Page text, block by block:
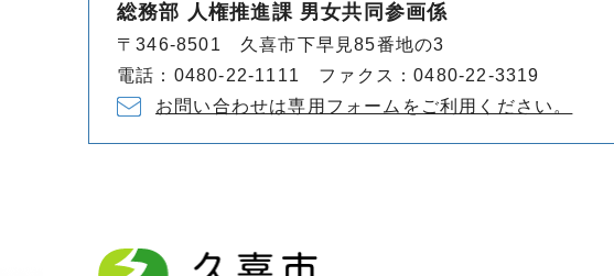
総務部 人権推進課 男女共同参画係
〒346-8501 久喜市下早見85番地の3
電話：0480-22-1111 ファクス：0480-22-3319
お問い合わせは専用フォームをご利用ください。